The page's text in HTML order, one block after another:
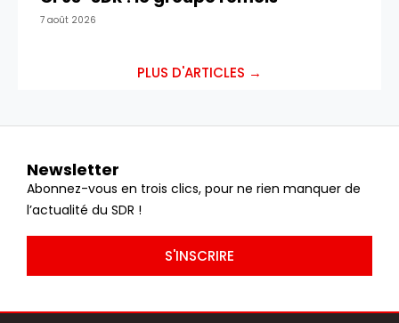
7 août 2026
PLUS D'ARTICLES →
Newsletter
Abonnez-vous en trois clics, pour ne rien manquer de
l’actualité du SDR !
S'INSCRIRE